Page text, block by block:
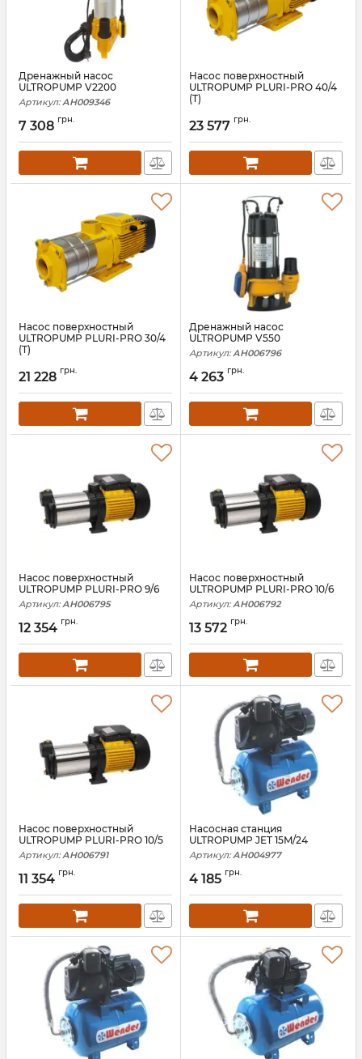
Дренажный насос
ULTROPUMP V2200
Артикул: АН009346
7 308 грн.
Насос поверхностный
ULTROPUMP PLURI-PRO 40/4
(T)
23 577 грн.
Насос поверхностный
ULTROPUMP PLURI-PRO 30/4
(T)
21 228 грн.
Дренажный насос
ULTROPUMP V550
Артикул: АН006796
4 263 грн.
Насос поверхностный
ULTROPUMP PLURI-PRO 9/6
Артикул: АН006795
12 354 грн.
Насос поверхностный
ULTROPUMP PLURI-PRO 10/6
Артикул: АН006792
13 572 грн.
Насос поверхностный
ULTROPUMP PLURI-PRO 10/5
Артикул: АН006791
11 354 грн.
Насосная станция
ULTROPUMP JET 15M/24
Артикул: АН004977
4 185 грн.